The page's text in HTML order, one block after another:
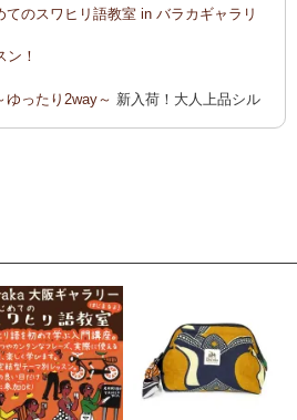
催中
想をお送り下さると、お買い物に使
しくは、
てのスワヒリ語教室 in バラカギャラリ
ン！
ったり2way～ 新入荷！大人上品シル
フリカンワークショップ in バラカギ
わ作り」 「ティンガティンガを描こ
トバッグ新入荷！